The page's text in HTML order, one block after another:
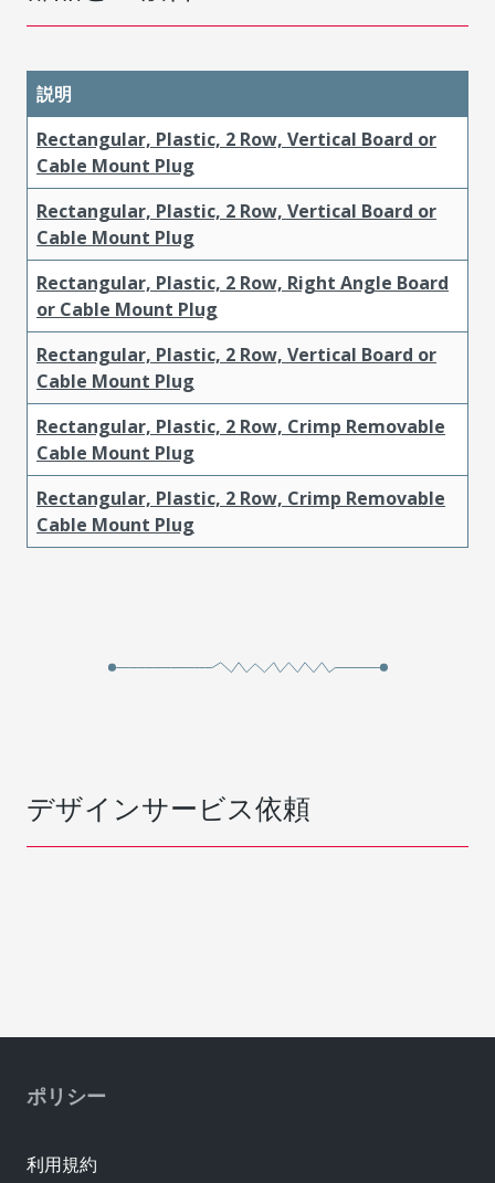
説明
Rectangular, Plastic, 2 Row, Vertical Board or
Cable Mount Plug
Rectangular, Plastic, 2 Row, Vertical Board or
Cable Mount Plug
Rectangular, Plastic, 2 Row, Right Angle Board
or Cable Mount Plug
Rectangular, Plastic, 2 Row, Vertical Board or
Cable Mount Plug
Rectangular, Plastic, 2 Row, Crimp Removable
Cable Mount Plug
Rectangular, Plastic, 2 Row, Crimp Removable
Cable Mount Plug
デザインサービス依頼
ポリシー
利用規約